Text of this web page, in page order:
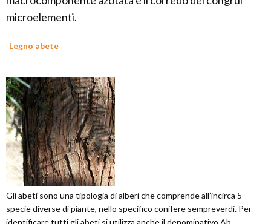
microelementi.
Legno abete
Gli abeti sono una tipologia di alberi che comprende all’incirca 5
specie diverse di piante, nello specifico conifere sempreverdi. Per